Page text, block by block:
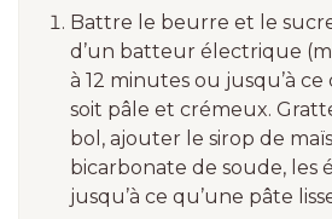
Battre le beurre et le
d’un batteur électrique
à 12 minutes ou jusqu’à
soit pâle et crémeux.
bol, ajouter le sirop de
bicarbonate de soude, les
jusqu’à ce qu’une pâte